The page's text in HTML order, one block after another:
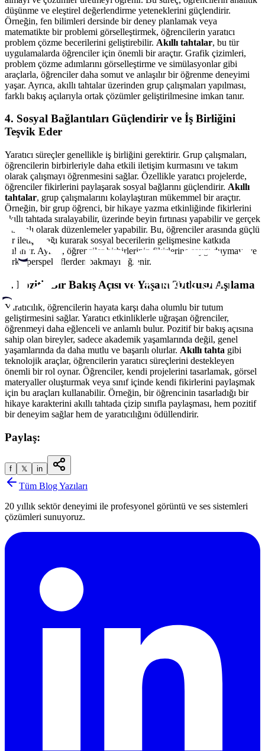
düşünme ve eleştirel değerlendirme yeteneklerini güçlendirir.
Örneğin, fen bilimleri dersinde bir deney planlamak veya
matematikte bir problemi görselleştirmek, öğrencilerin yaratıcı
problem çözme becerilerini geliştirebilir. Akıllı tahtalar, bu tür
uygulamalarda öğrenciler için önemli bir araçtır. Grafik çizimleri,
problem çözme adımlarını görselleştirme ve simülasyonlar gibi
araçlarla, öğrenciler daha somut ve anlaşılır bir öğrenme deneyimi
yaşar. Ayrıca, akıllı tahtalar üzerinden grup çalışmaları yapılması,
farklı bakış açılarıyla ortak çözümler geliştirilmesine imkan tanır.
4. Sosyal Bağlantıları Güçlendirir ve İş Birliğini
Teşvik Eder
Yaratıcı süreçler genellikle iş birliğini gerektirir. Grup çalışmaları,
öğrencilerin birbirleriyle daha etkili iletişim kurmasını ve takım
olarak çalışmayı öğrenmesini sağlar. Özellikle yaratıcı projelerde,
öğrenciler fikirlerini paylaşarak sosyal bağlarını güçlendirir. Akıllı
tahtalar, grup çalışmalarını kolaylaştıran mükemmel bir araçtır.
Örneğin, bir grup öğrenci, bir hikaye yazma etkinliğinde fikirlerini
akıllı tahtada sıralayabilir, üzerinde beyin fırtınası yapabilir ve gerçek
zamanlı olarak düzenlemeler yapabilir. Bu, öğrenciler arasında güçlü
bir iletişim ağı kurarak sosyal becerilerin gelişmesine katkıda
bulunur. Ayrıca, öğrenciler birbirlerinin fikirlerine saygı duymayı ve
farklı perspektiflerden bakmayı öğrenir.
5. Pozitif Bir Bakış Açısı ve Yaşam Tutkusu Aşılama
Yaratıcılık, öğrencilerin hayata karşı daha olumlu bir tutum
geliştirmesini sağlar. Yaratıcı etkinliklerle uğraşan öğrenciler,
öğrenmeyi daha eğlenceli ve anlamlı bulur. Pozitif bir bakış açısına
sahip olan bireyler, sadece akademik yaşamlarında değil, genel
yaşamlarında da daha mutlu ve başarılı olurlar. Akıllı tahta gibi
teknolojik araçlar, öğrencilerin yaratıcı süreçlerini destekleyen
önemli bir rol oynar. Öğrenciler, kendi projelerini tasarlamak, görsel
materyaller oluşturmak veya sınıf içinde kendi fikirlerini paylaşmak
için bu araçları kullanabilir. Örneğin, bir öğrencinin tasarladığı bir
hikaye karakterini akıllı tahtada çizip sınıfla paylaşması, hem pozitif
bir deneyim sağlar hem de yaratıcılığını ödüllendirir.
Paylaş:
f 𝕏 in
Tüm Blog Yazıları
20 yıllık sektör deneyimi ile profesyonel görüntü ve ses sistemleri
çözümleri sunuyoruz.